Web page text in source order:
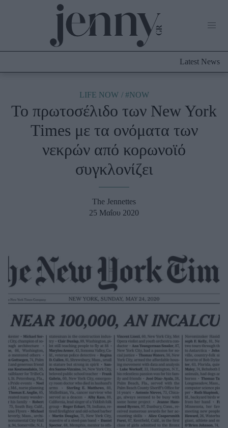
Culture
Fashion
Shopping
Styling Tips
Well being
Ψυχολογία
Σχέσεις & Σεξ
Fitness
Woman Power
Parenting
Working Girl
Real Women
Latest News
LIFE NOW #NOW
Το πρωτοσέλιδο των New York
Times με τα ονόματα των
νεκρών από κορωνοϊό
συγκλονίζει
The Jennettes
25 Μαΐου 2020